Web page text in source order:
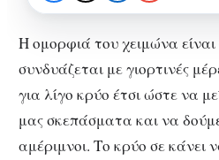
Η ομορφιά
Η ομορφιά του χειμώνα είναι
συνδυάζεται με γιορτινές
για λίγο κρύο έτσι ώστε να
μας σκεπάσματα και να δούμε
αμέριμνοι. Το κρύο σε κάνει